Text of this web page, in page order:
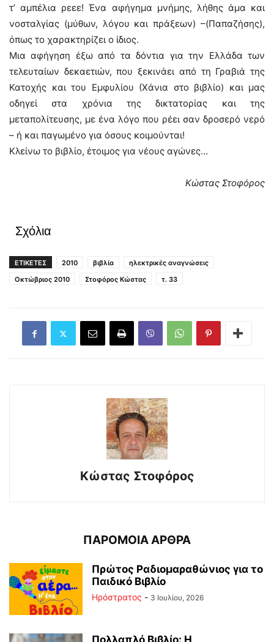
τ’ αμπέλια ρεεε! Ένα αφήγημα μνήμης, λήθης άμα και
νοσταλγίας (μύθων, λόγου και πράξεων) –(Παπαζήσης),
όπως το χαρακτηρίζει ο ίδιος.
Μια αφήγηση έξω από τα δόντια για την Ελλάδα των
τελευταίων δεκαετιών, που ξεκινάει από τη Γραβιά της
Κατοχής και του Εμφυλίου (Χάνια στο βιβλίο) και μας
οδηγεί στα χρόνια της δικτατορίας και της
μεταπολίτευσης, με ένα λόγο που ρέει σαν δροσερό νερό
– ή και παγωμένο για όσους κοιμούνται!
Κλείνω το βιβλίο, έτοιμος για νέους αγώνες…
Κώστας Στοφόρος
Σχόλια
ΕΤΙΚΕΤΕΣ 2010 βιβλία
ηλεκτρικές αναγνώσεις
Οκτώβριος 2010
Στοφόρος Κώστας τ. 33
Κώστας Στοφόρος
ΠΑΡΟΜΟΙΑ ΑΡΘΡΑ
Πρώτος Ραδιομαραθώνιος για το
Παιδικό Βιβλίο
Ηρόστρατος - 3 Ιουλίου, 2026
Πολλαπλό Βιβλίο: Η